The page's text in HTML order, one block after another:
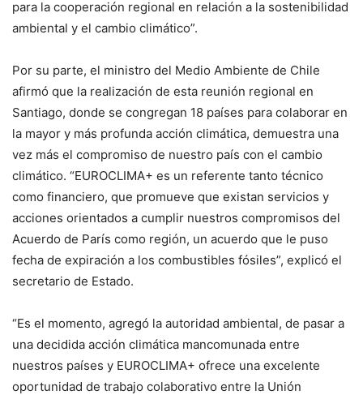
para la cooperación regional en relación a la sostenibilidad
ambiental y el cambio climático”.
Por su parte, el ministro del Medio Ambiente de Chile
afirmó que la realización de esta reunión regional en
Santiago, donde se congregan 18 países para colaborar en
la mayor y más profunda acción climática, demuestra una
vez más el compromiso de nuestro país con el cambio
climático. “EUROCLIMA+ es un referente tanto técnico
como financiero, que promueve que existan servicios y
acciones orientados a cumplir nuestros compromisos del
Acuerdo de París como región, un acuerdo que le puso
fecha de expiración a los combustibles fósiles”, explicó el
secretario de Estado.
“Es el momento, agregó la autoridad ambiental, de pasar a
una decidida acción climática mancomunada entre
nuestros países y EUROCLIMA+ ofrece una excelente
oportunidad de trabajo colaborativo entre la Unión